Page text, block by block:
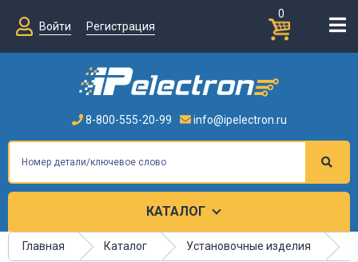
0
Войти
Регистрация
8-800-555-20-99 info@ipelectron.ru
КАТАЛОГ
Главная Каталог Установочные изделия